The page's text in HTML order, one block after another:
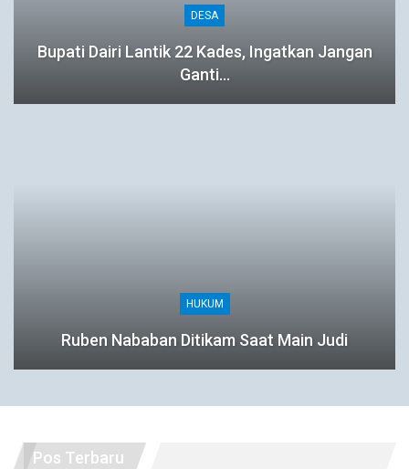
DESA
Bupati Dairi Lantik 22 Kades, Ingatkan Jangan
Ganti…
HUKUM
Ruben Nababan Ditikam Saat Main Judi
Pos Terbaru